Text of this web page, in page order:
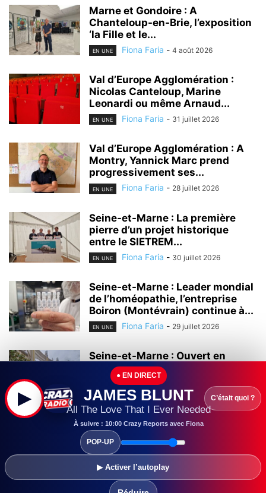
Marne et Gondoire : A
Chanteloup-en-Brie, l’exposition
‘la Fille et le...
EN UNE Fiona Faria - 4 août 2026
Val d’Europe Agglomération :
Nicolas Canteloup, Marine
Leonardi ou même Arnaud...
EN UNE Fiona Faria - 31 juillet 2026
Val d’Europe Agglomération : A
Montry, Yannick Marc prend
progressivement ses...
EN UNE Fiona Faria - 28 juillet 2026
Seine-et-Marne : La première
pierre d’un projet historique
entre le SIETREM...
EN UNE Fiona Faria - 30 juillet 2026
Seine-et-Marne : Leader mondial
de l’homéopathie, l’entreprise
Boiron (Montévrain) continue à...
EN UNE Fiona Faria - 29 juillet 2026
Seine-et-Marne : Ouvert en
2000, le centre commercial Val
d’Europe continue...
EN UNE Fiona Faria - 28 juillet 2026
Seine-et-Marne :
L’universitarisation du Grand
Hôpital de l’Est Francilien (GHEF)
▶
● EN DIRECT
JAMES BLUNT
All The Love That I Ever Needed
À suivre : 10:00 Crazy Reports avec Fiona
▶ Activer l’autoplay
C’était quoi ?
POP-UP